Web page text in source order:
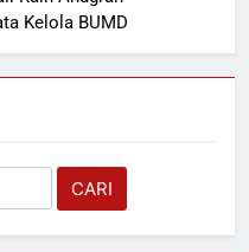
Kelola BUMD